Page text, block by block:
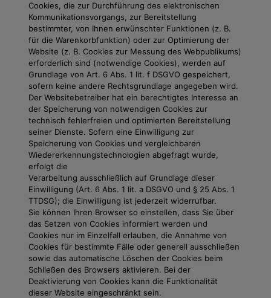
Cookies, die zur Durchführung des elektronischen
Kommunikationsvorgangs, zur Bereitstellung
bestimmter, von Ihnen erwünschter Funktionen (z. B.
für die Warenkorbfunktion) oder zur Optimierung der
Website (z. B. Cookies zur Messung des Webpublikums)
erforderlich sind (notwendige Cookies), werden auf
Grundlage von Art. 6 Abs. 1 lit. f DSGVO gespeichert,
sofern keine andere Rechtsgrundlage angegeben wird.
Der Websitebetreiber hat ein berechtigtes Interesse an
der Speicherung von notwendigen Cookies zur
technisch fehlerfreien und optimierten Bereitstellung
seiner Dienste. Sofern eine Einwilligung zur
Speicherung von Cookies und vergleichbaren
Wiedererkennungstechnologien abgefragt wurde,
erfolgt die
Verarbeitung ausschließlich auf Grundlage dieser
Einwilligung (Art. 6 Abs. 1 lit. a DSGVO und § 25 Abs. 1
TTDSG); die Einwilligung ist jederzeit widerrufbar.
Sie können Ihren Browser so einstellen, dass Sie über
das Setzen von Cookies informiert werden und
Cookies nur im Einzelfall erlauben, die Annahme von
Cookies für bestimmte Fälle oder generell ausschließen
sowie das automatische Löschen der Cookies beim
Schließen des Browsers aktivieren. Bei der
Deaktivierung von Cookies kann die Funktionalität
dieser Website eingeschränkt sein.